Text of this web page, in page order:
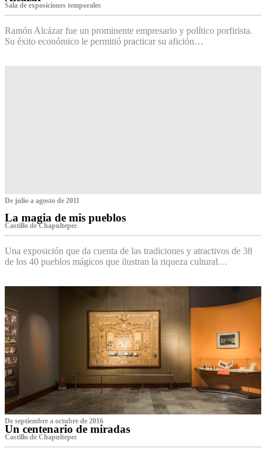
Sala de exposiciones temporales
Ramón Alcázar fue un prominente empresario y político porfirista.
Su éxito económico le permitió practicar su afición…
De julio a agosto de 2011
La magia de mis pueblos
Castillo de Chapultepec
Una exposición que da cuenta de las tradiciones y atractivos de 38
de los 40 pueblos mágicos que ilustran la riqueza cultural…
De septiembre a octubre de 2016
Un centenario de miradas
Castillo de Chapultepec